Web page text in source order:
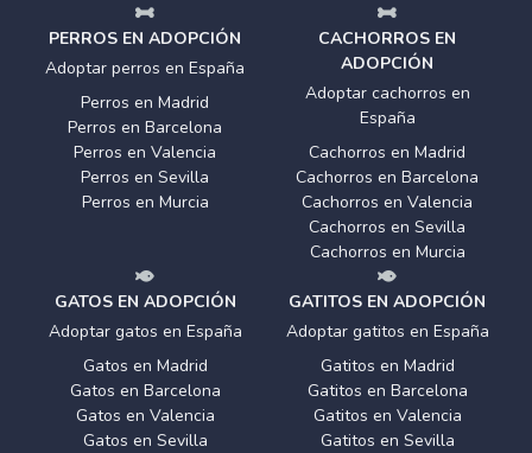
PERROS EN ADOPCIÓN
Adoptar perros en España
Perros en Madrid
Perros en Barcelona
Perros en Valencia
Perros en Sevilla
Perros en Murcia
CACHORROS EN
ADOPCIÓN
Adoptar cachorros en
España
Cachorros en Madrid
Cachorros en Barcelona
Cachorros en Valencia
Cachorros en Sevilla
Cachorros en Murcia
GATOS EN ADOPCIÓN
Adoptar gatos en España
Gatos en Madrid
Gatos en Barcelona
Gatos en Valencia
Gatos en Sevilla
GATITOS EN ADOPCIÓN
Adoptar gatitos en España
Gatitos en Madrid
Gatitos en Barcelona
Gatitos en Valencia
Gatitos en Sevilla